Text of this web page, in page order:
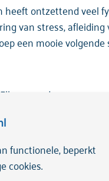
heeftontzettendveel
van stress,afleiding
eenmooievolgende
Elke maandag van 13.00 –
46, 1112 XR
functionele, beperkt
cookies.